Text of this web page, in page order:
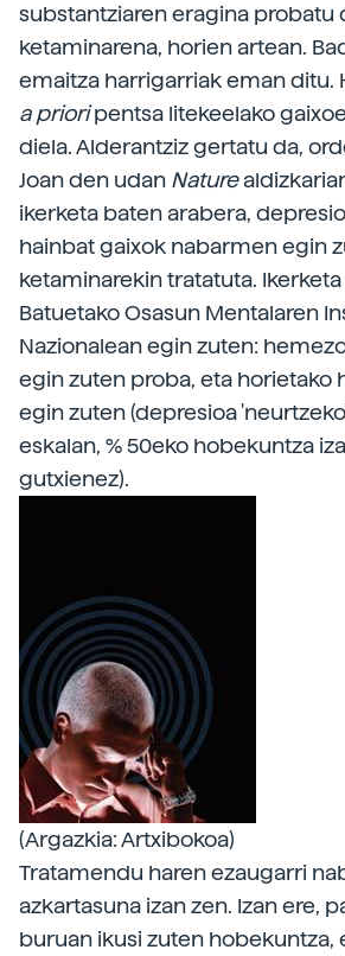
substantziaren eragina probatu
ketaminarena, horien artean.
emaitza harrigarriak eman ditu.
a prioripentsa litekeelako
diela. Alderantziz gertatu da,
Joan den udan Nature
ikerketa baten arabera,
hainbat gaixok nabarmen egin
ketaminarekin tratatuta. Ikerketa
Batuetako Osasun Mentalaren
Nazionalean egin zuten:
egin zuten proba, eta horietako
egin zuten (depresioa
eskalan, % 50eko hobekuntza
gutxienez).
(Argazkia: Artxibokoa)
Tratamendu haren ezaugarri
azkartasuna izan zen. Izan ere,
buruan ikusi zuten hobekuntza,